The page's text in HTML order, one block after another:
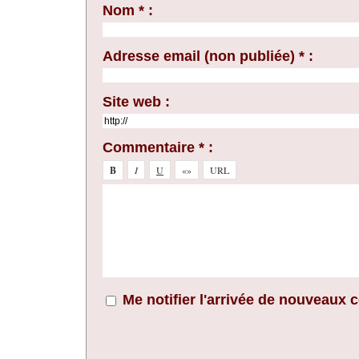
Nom * :
Adresse email (non publiée) * :
Site web :
Commentaire * :
Me notifier l'arrivée de nouveaux